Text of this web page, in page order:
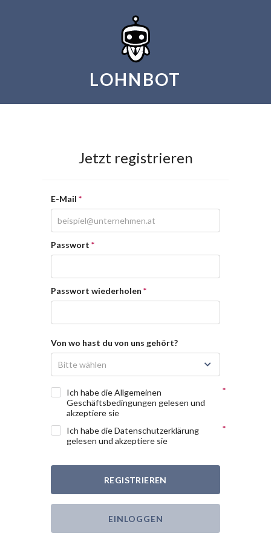
LOHNBOT
Jetzt registrieren
E-Mail
Passwort
Passwort wiederholen
Von wo hast du von uns gehört?
Bitte wählen
Ich habe die Allgemeinen
Geschäftsbedingungen gelesen und
akzeptiere sie
Ich habe die Datenschutzerklärung
gelesen und akzeptiere sie
REGISTRIEREN
EINLOGGEN